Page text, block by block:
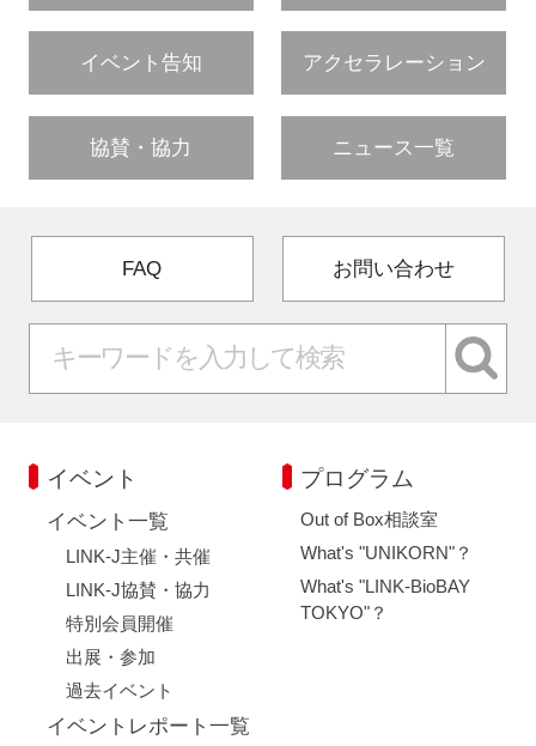
イベント告知 アクセラレーション
協賛・協力 ニュース一覧
FAQ お問い合わせ
イベント
イベント一覧
LINK-J主催・共催
LINK-J協賛・協力
特別会員開催
出展・参加
過去イベント
イベントレポート一覧
プログラム
Out of Box相談室
What's "UNIKORN"？
What's "LINK-BioBAY
TOKYO"？